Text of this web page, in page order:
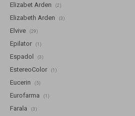
Elizabet Arden (2)
Elizabeth Arden (3)
Elvive (29)
Epilator (1)
Espadol (3)
EstereoColor (1)
Eucerin (5)
Eurofarma (1)
Farala (3)